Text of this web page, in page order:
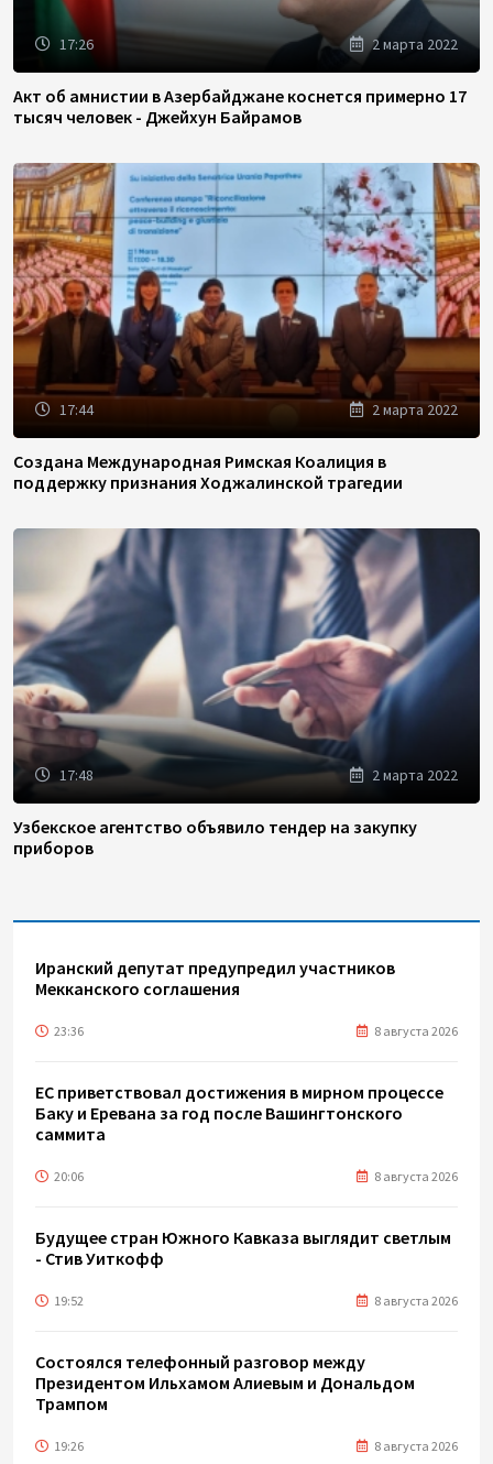
17:26 2 марта 2022
Акт об амнистии в Азербайджане коснется примерно 17
тысяч человек - Джейхун Байрамов
17:44 2 марта 2022
Создана Международная Римская Коалиция в
поддержку признания Ходжалинской трагедии
17:48 2 марта 2022
Узбекское агентство объявило тендер на закупку
приборов
Иранский депутат предупредил участников
Мекканского соглашения
23:36 8 августа 2026
ЕС приветствовал достижения в мирном процессе
Баку и Еревана за год после Вашингтонского
саммита
20:06 8 августа 2026
Будущее стран Южного Кавказа выглядит светлым
- Стив Уиткофф
19:52 8 августа 2026
Состоялся телефонный разговор между
Президентом Ильхамом Алиевым и Дональдом
Трампом
19:26 8 августа 2026